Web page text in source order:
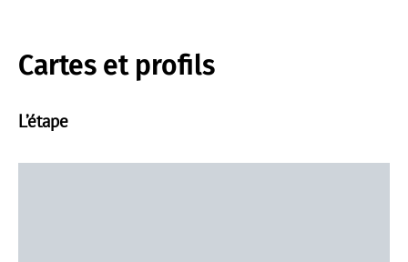
Cartes et profils
L’étape